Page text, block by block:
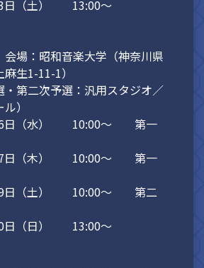
日（土） 13:00～
場：昭和音楽大学（神奈川県
生1-11-1）
第二次予選：汎用スタジオ／
）
日（水） 10:00～ 第一
日（木） 10:00～ 第一
日（土） 10:00～ 第二
日（日） 13:00～